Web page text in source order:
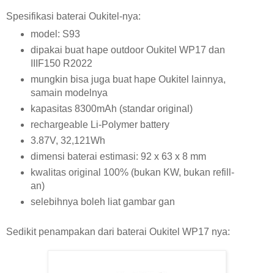
Spesifikasi baterai Oukitel-nya:
model: S93
dipakai buat hape outdoor Oukitel WP17 dan
IIIF150 R2022
mungkin bisa juga buat hape Oukitel lainnya,
samain modelnya
kapasitas 8300mAh (standar original)
rechargeable Li-Polymer battery
3.87V, 32,121Wh
dimensi baterai estimasi: 92 x 63 x 8 mm
kwalitas original 100% (bukan KW, bukan refill-
an)
selebihnya boleh liat gambar gan
Sedikit penampakan dari baterai Oukitel WP17 nya: